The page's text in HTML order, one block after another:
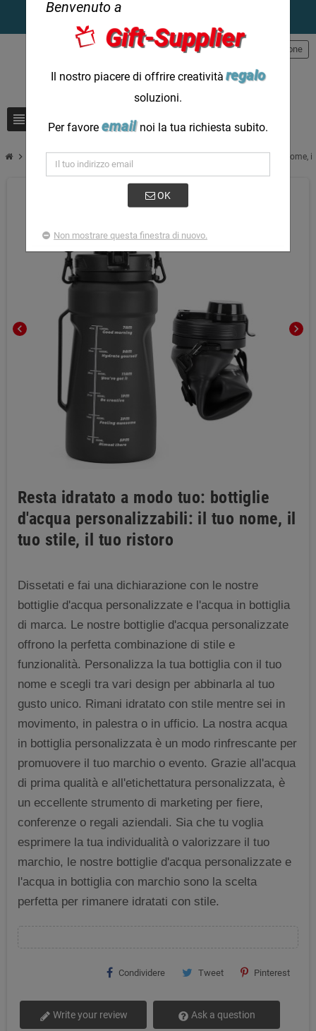
view_headline
person Registrazione
chevron_right Resta idratato a modo tuo: bottiglie d'acqua personalizzabili: il tuo nome,
chevron_left chevron_right
Resta idratato a modo tuo: bottiglie
d'acqua personalizzabili: il tuo nome, il
tuo stile, il tuo ristoro
Dissetati e fai una dichiarazione con le nostre
bottiglie d'acqua personalizzate e l'acqua in bottiglia
di marca. Le nostre bottiglie d'acqua personalizzate
offrono la perfetta combinazione di stile e
funzionalità. Personalizza la tua bottiglia con il tuo
nome e scegli tra vari design per abbinarla al tuo
gusto unico. Rimani idratato con stile mentre sei in
movimento, in palestra o in ufficio. La nostra acqua
in bottiglia personalizzata è un modo rinfrescante per
promuovere il tuo marchio o evento. Grazie all'acqua
di prima qualità e all'etichettatura personalizzata, è
un eccellente strumento di marketing per fiere,
conferenze o regali aziendali. Sia che tu voglia
esprimere la tua individualità o valorizzare il tuo
marchio, le nostre bottiglie d'acqua personalizzate e
l'acqua in bottiglia con marchio sono la scelta
perfetta per rimanere idratati con stile.
Condividere Tweet Pinterest
Write your review Ask a question
Benvenuto a
Gift-Supplier
Il nostro piacere di offrire creativitàregalo
soluzioni.
Per favore emailnoi la tua richiesta subito.
OK
Non mostrare questa finestra di nuovo.